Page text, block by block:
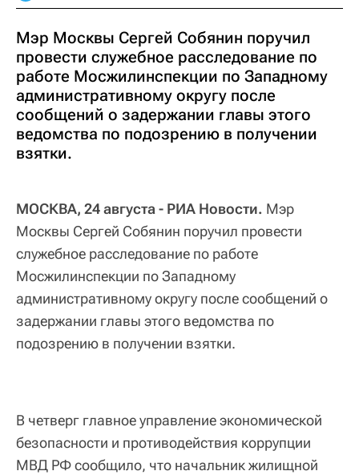
Мэр Москвы Сергей Собянин поручил
провести служебное расследование по
работе Мосжилинспекции по Западному
административному округу после
сообщений о задержании главы этого
ведомства по подозрению в получении
взятки.
МОСКВА, 24 августа - РИА Новости. Мэр
Москвы Сергей Собянин поручил провести
служебное расследование по работе
Мосжилинспекции по Западному
административному округу после сообщений о
задержании главы этого ведомства по
подозрению в получении взятки.
В четверг главное управление экономической
безопасности и противодействия коррупции
МВД РФ сообщило, что начальник жилищной